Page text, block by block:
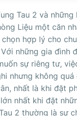
Tau 2 và
Liệu một căn
hợp lý cho
những gia đình
sự riêng tư,
nhưng không
nhất là khi đặt
nhất khi đặt
2 thường là sự